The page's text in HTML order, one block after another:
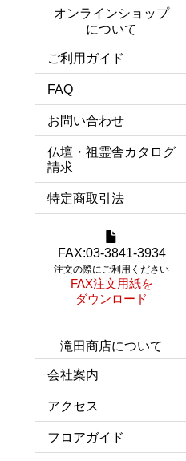
オンラインショップ
について
ご利用ガイド
FAQ
お問い合わせ
仏壇・祖霊舎カタログ
請求
特定商取引法
FAX:03-3841-3934
注文の際にご利用ください
FAX注文用紙を
ダウンロード
滝田商店について
会社案内
アクセス
フロアガイド